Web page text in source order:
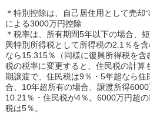
＊特別控除は、自己居住用として売却
による3000万円控除
＊税率は、所有期間5年以下の場合、
興特別所得税として所得税の2.1％を
なら15.315％（同様に復興所得税を
税の税率に変更すると、住民税の計算
期譲渡で、住民税は9％・5年超なら
合、10年超所有の場合、譲渡所得
10.21％・住民税が4％。6000万円超
税は5％。